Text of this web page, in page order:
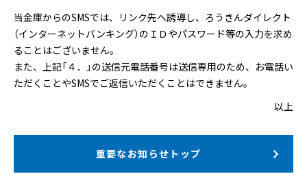
当金庫からのSMSでは、リンク先へ誘導し、ろうきんダイレクト
（インターネットバンキング）のＩＤやパスワード等の入力を求め
ることはございません。
また、上記「４．」の送信元電話番号は送信専用のため、お電話い
ただくことやSMSでご返信いただくことはできません。
以上
重要なお知らせトップ